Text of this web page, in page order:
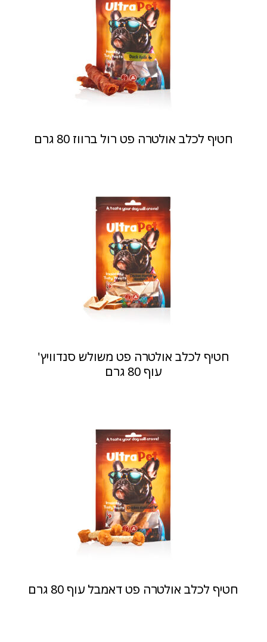
חטיף לכלב אולטרה פט רול ברווז 80 גרם
חטיף לכלב אולטרה פט משולש סנדוויץ'
עוף 80 גרם
חטיף לכלב אולטרה פט דאמבל עוף 80 גרם